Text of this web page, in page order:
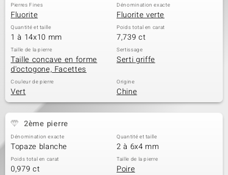
Pierres Fines
Fluorite
Dénomination exacte
Fluorite verte
Quantité et taille
1 à 14x10 mm
Poids total en carat
7,739 ct
Taille de la pierre
Taille concave en forme
d'octogone, Facettes
Sertissage
Serti griffe
Couleur de pierre
Vert
Origine
Chine
2ème pierre
Dénomination exacte
Topaze blanche
Quantité et taille
2 à 6x4 mm
Poids total en carat
0,979 ct
Taille de la pierre
Poire